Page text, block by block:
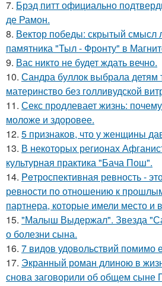
7. Брэд питт официально
де Рамон.
8. Вектор победы: скрытый смысл
памятника "Тыл - Фронту" в
9. Вас никто не будет ждать вечно.
10. Сандра буллок выбрала детям
материнство без голливудской
11. Секс продлевает жизнь:
моложе и здоровее.
12. 5 признаков, что у женщины
13. В некоторых регионах
культурная практика "Бача Пош".
14. Peтроспективная ревность -
ревности по отношению к
партнера, которые имели место и
15. "Малыш Выдержал". Звезда
о болезни сына.
16. 7 видов удовольствий помимо
17. Экранный роман длиною в
снова заговорили об общем сыне